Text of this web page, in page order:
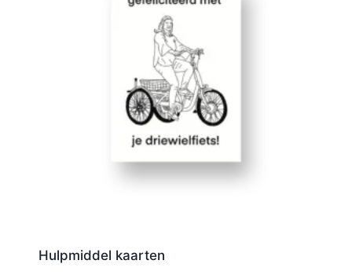
Hulpmiddel kaarten